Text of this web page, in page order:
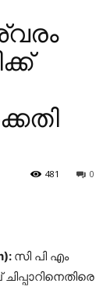
0
481
സി പി എം